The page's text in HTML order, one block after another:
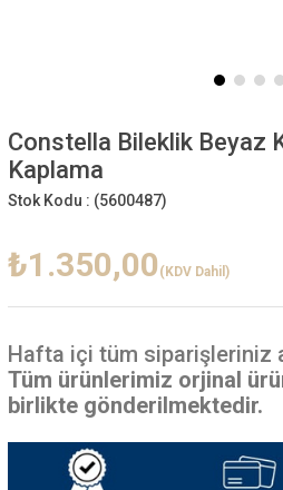
Constella Bileklik Beyaz
Kaplama
Stok Kodu : (5600487)
₺1.350,00 (KDV Dahil)
Hafta içi tüm siparişleriniz
Tüm ürünlerimiz orjinal
birlikte gönderilmektedir.